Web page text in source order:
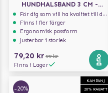
HUNDHALSBAND 3 CM -
SVART
För dig som vill ha kvalitet till din hund!
Finns i fler färger
Ergonomisk passform
Justerbar i storlek
79,20 kr 99 kr
Finns i Lager
KAMPANJ
20% RABATT
-20%